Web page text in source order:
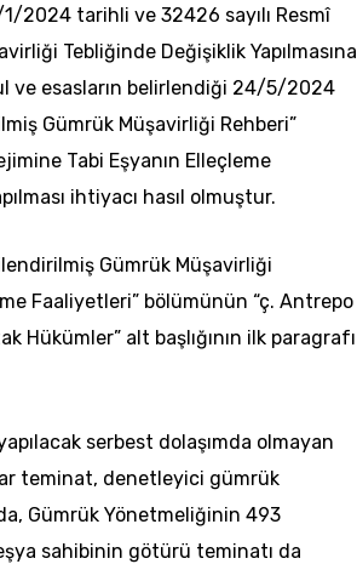
2024 tarihli ve 32426 sayılı Resmî
Tebliğinde Değişiklik Yapılmasına
ve esasların belirlendiği 24/5/2024
Gümrük Müşavirliği Rehberi”
Tabi Eşyanın Elleçleme
ihtiyacı hasıl olmuştur.
Gümrük Müşavirliği
Faaliyetleri” bölümünün “ç. Antrepo
Hükümler” alt başlığının ilk paragrafı
serbest dolaşımda olmayan
teminat, denetleyici gümrük
Gümrük Yönetmeliğinin 493
sahibinin götürü teminatı da